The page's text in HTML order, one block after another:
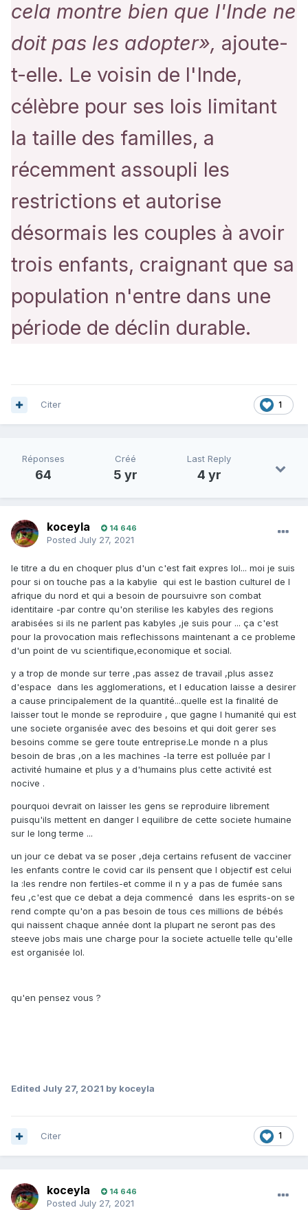
cela montre bien que l'Inde ne
doit pas les adopter», ajoute-
t-elle. Le voisin de l'Inde,
célèbre pour ses lois limitant
la taille des familles, a
récemment assoupli les
restrictions et autorise
désormais les couples à avoir
trois enfants, craignant que sa
population n'entre dans une
période de déclin durable.
1
Citer
Réponses
64
Créé
5 yr
Last Reply
4 yr
koceyla 14 646
Posted July 27, 2021
le titre a du en choquer plus d'un c'est fait expres lol... moi je suis
pour si on touche pas a la kabylie qui est le bastion culturel de l
afrique du nord et qui a besoin de poursuivre son combat
identitaire -par contre qu'on sterilise les kabyles des regions
arabisées si ils ne parlent pas kabyles ,je suis pour ... ça c'est
pour la provocation mais reflechissons maintenant a ce probleme
d'un point de vu scientifique,economique et social.
y a trop de monde sur terre ,pas assez de travail ,plus assez
d'espace dans les agglomerations, et l education laisse a desirer
a cause principalement de la quantité...quelle est la finalité de
laisser tout le monde se reproduire , que gagne l humanité qui est
une societe organisée avec des besoins et qui doit gerer ses
besoins comme se gere toute entreprise.Le monde n a plus
besoin de bras ,on a les machines -la terre est polluée par l
activité humaine et plus y a d'humains plus cette activité est
nocive .
pourquoi devrait on laisser les gens se reproduire librement
puisqu'ils mettent en danger l equilibre de cette societe humaine
sur le long terme ...
un jour ce debat va se poser ,deja certains refusent de vacciner
les enfants contre le covid car ils pensent que l objectif est celui
la :les rendre non fertiles-et comme il n y a pas de fumée sans
feu ,c'est que ce debat a deja commencé dans les esprits-on se
rend compte qu'on a pas besoin de tous ces millions de bébés
qui naissent chaque année dont la plupart ne seront pas des
steeve jobs mais une charge pour la societe actuelle telle qu'elle
est organisée lol.
qu'en pensez vous ?
Edited July 27, 2021 by koceyla
1
Citer
koceyla 14 646
Posted July 27, 2021